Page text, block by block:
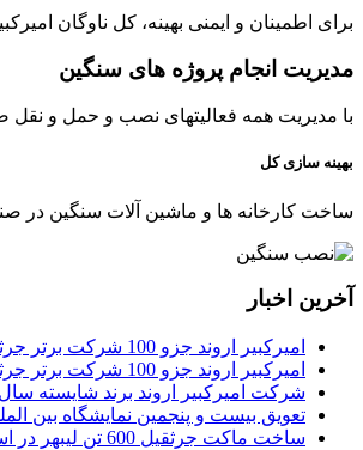
برای اطمینان و ایمنی بهینه، کل ناوگان
مدیریت انجام پروژه های سنگین
با مدیریت همه فعالیتهای نصب و حمل و
بهینه سازی کل
ساخت کارخانه ها و ماشین آلات سنگین در
آخرین اخبار
امیرکبیر اروند جزو 100 شرکت برتر جرثقیل 2022
امیرکبیر اروند جزو 100 شرکت برتر جرثقیل دنیا
شرکت امیرکبیر اروند برند شایسته سال 99 شد.
تعویق بیست و پنجمین نمایشگاه بین
ساخت ماکت جرثقیل 600 تن لیبهر در اسکیل 1/30